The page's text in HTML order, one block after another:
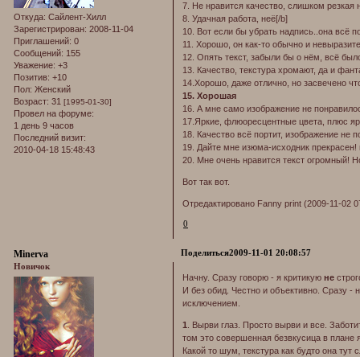
Откуда: Сайлент-Хилл
Зарегистрирован: 2008-11-04
Приглашений: 0
Сообщений: 155
Уважение: +3
Позитив: +10
Пол: Женский
Возраст: 31 [1995-01-30]
Провел на форуме:
1 день 9 часов
Последний визит:
2010-04-18 15:48:43
7. Не нравится качество, слишком резкая
8. Удачная работа, неё[/b]
10. Вот если бы убрать надпись..она всё
11. Хорошо, он как-то обычно и
12. Опять текст, забыли бы о нём, всё
13. Качество, текстура хромают, да и
14.Хорошо, даже отлично, но засвечено
15. Хорошая
16. А мне само изображение не
17.Яркие, флюоресцентные цвета, плюс
18. Качество всё портит, изображение не
19. Дайте мне изюма-исходник прекрасен!
20. Мне очень нравится текст огромный!
Вот так вот.
Отредактировано Fanny print (2009-11-02
0
Поделиться2009-11-01 20:08:57
Minerva
Новичок
Начну. Сразу говорю - я критикую не
И без обид. Честно и объективно. Сразу -
исключением.
1 . Вырви глаз. Просто вырви и все.
том это совершенная безвкусица в плане
Какой то шум, текстура как будто она